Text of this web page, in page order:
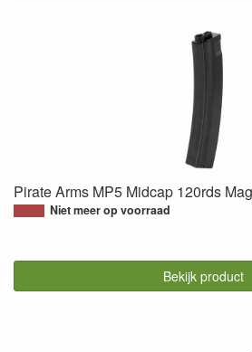
Pirate Arms MP5 Midcap 120rds
Niet meer op voorraad
Bekijk product